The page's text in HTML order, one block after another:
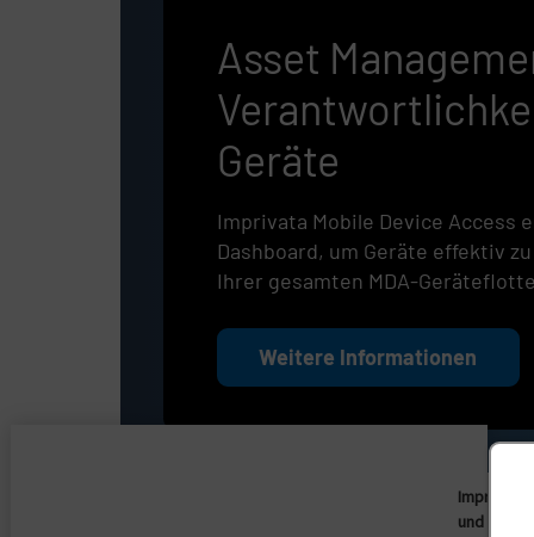
Asset
Geräte
Imprivata Mobile Device Access
Dashboard, um Geräte effektiv
Ihrer gesamten MDA-
Weitere Informationen
Imprivata
und